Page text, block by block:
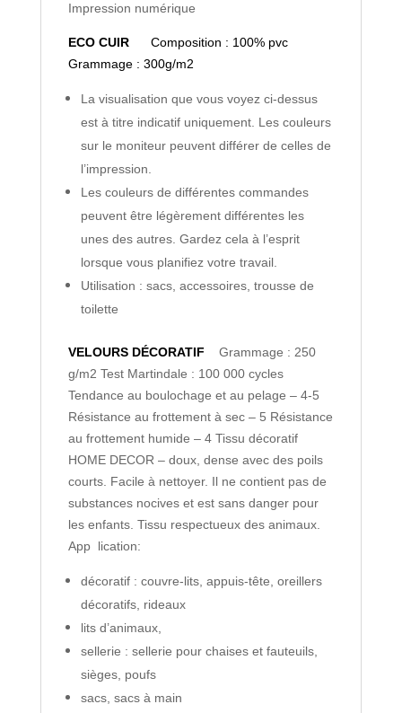
Impression numérique
ECO CUIR Composition : 100% pvc
Grammage : 300g/m2
La visualisation que vous voyez ci-dessus
est à titre indicatif uniquement. Les couleurs
sur le moniteur peuvent différer de celles de
l’impression.
Les couleurs de différentes commandes
peuvent être légèrement différentes les
unes des autres. Gardez cela à l’esprit
lorsque vous planifiez votre travail.
Utilisation : sacs, accessoires, trousse de
toilette
VELOURS DÉCORATIF
Grammage : 250
g/m2 Test Martindale : 100 000 cycles
Tendance au boulochage et au pelage – 4-5
Résistance au frottement à sec – 5 Résistance
au frottement humide – 4 Tissu décoratif
HOME DECOR – doux, dense avec des poils
courts. Facile à nettoyer. Il ne contient pas de
substances nocives et est sans danger pour
les enfants. Tissu respectueux des animaux.
App lication:
décoratif : couvre-lits, appuis-tête, oreillers
décoratifs, rideaux
lits d’animaux,
sellerie : sellerie pour chaises et fauteuils,
sièges, poufs
sacs, sacs à main